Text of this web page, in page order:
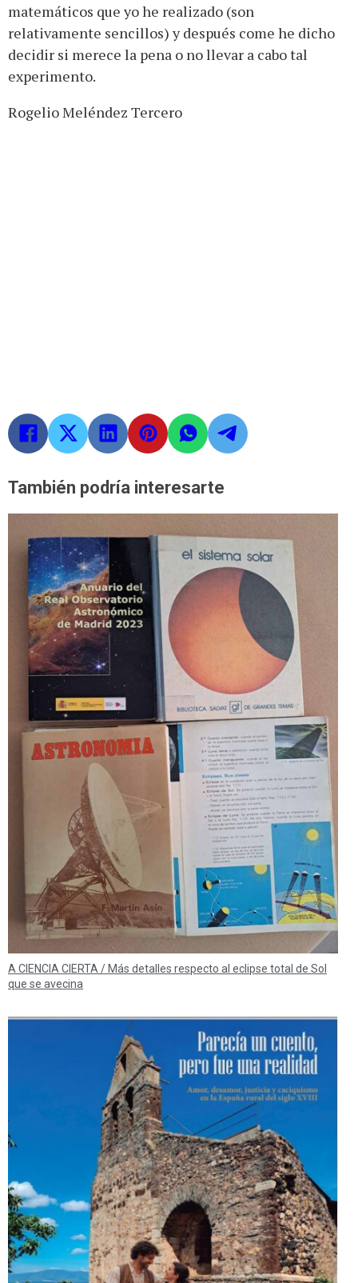
matemáticos que yo he realizado (son
relativamente sencillos) y después come he dicho
decidir si merece la pena o no llevar a cabo tal
experimento.
Rogelio Meléndez Tercero
También podría interesarte
A CIENCIA CIERTA / Más detalles respecto al eclipse total de Sol
que se avecina